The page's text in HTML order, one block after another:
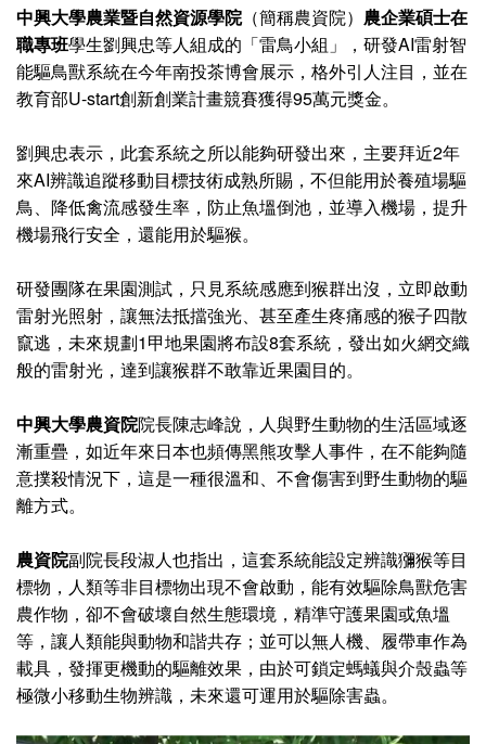
中興大學農業暨自然資源學院（簡稱農資院） 農企業碩士在
職專班學生劉興忠等人組成的「雷鳥小組」，研發AI雷射智
能驅鳥獸系統在今年南投茶博會展示，格外引人注目，並在
教育部U-start創新創業計畫競賽獲得95萬元獎金。
劉興忠表示，此套系統之所以能夠研發出來，主要拜近2年
來AI辨識追蹤移動目標技術成熟所賜，不但能用於養殖場驅
鳥、降低禽流感發生率，防止魚塭倒池，並導入機場，提升
機場飛行安全，還能用於驅猴。
研發團隊在果園測試，只見系統感應到猴群出沒，立即啟動
雷射光照射，讓無法抵擋強光、甚至產生疼痛感的猴子四散
竄逃，未來規劃1甲地果園將布設8套系統，發出如火網交織
般的雷射光，達到讓猴群不敢靠近果園目的。
中興大學農資院院長陳志峰說，人與野生動物的生活區域逐
漸重疊，如近年來日本也頻傳黑熊攻擊人事件，在不能夠隨
意撲殺情況下，這是一種很溫和、不會傷害到野生動物的驅
離方式。
農資院副院長段淑人也指出，這套系統能設定辨識獼猴等目
標物，人類等非目標物出現不會啟動，能有效驅除鳥獸危害
農作物，卻不會破壞自然生態環境，精準守護果園或魚塭
等，讓人類能與動物和諧共存；並可以無人機、履帶車作為
載具，發揮更機動的驅離效果，由於可鎖定螞蟻與介殼蟲等
極微小移動生物辨識，未來還可運用於驅除害蟲。